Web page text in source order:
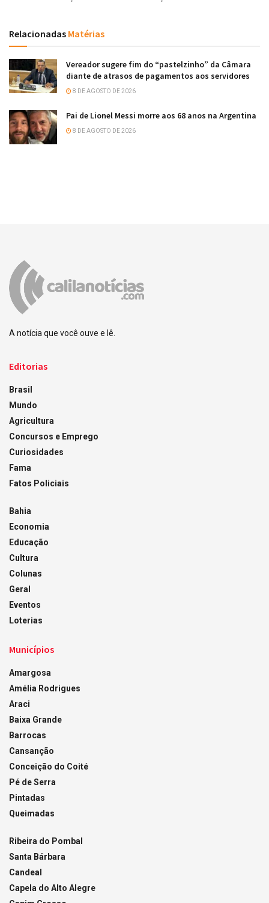
Relacionadas Matérias
Vereador sugere fim do “pastelzinho” da Câmara
diante de atrasos de pagamentos aos servidores
8 DE AGOSTO DE 2026
Pai de Lionel Messi morre aos 68 anos na Argentina
8 DE AGOSTO DE 2026
A notícia que você ouve e lê.
Editorias
Brasil
Mundo
Agricultura
Concursos e Emprego
Curiosidades
Fama
Fatos Policiais
Bahia
Economia
Educação
Cultura
Colunas
Geral
Eventos
Loterias
Municípios
Amargosa
Amélia Rodrigues
Araci
Baixa Grande
Barrocas
Cansanção
Conceição do Coité
Pé de Serra
Pintadas
Queimadas
Ribeira do Pombal
Santa Bárbara
Candeal
Capela do Alto Alegre